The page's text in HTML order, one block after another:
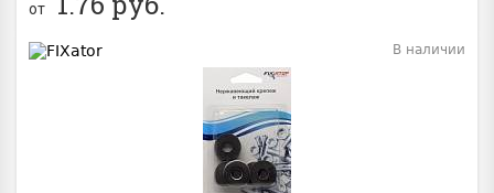
от
В наличии